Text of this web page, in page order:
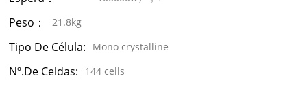
Peso： 21.8kg
Tipo De Célula: Mono crystalline
Nº.de Celdas: 144 cells